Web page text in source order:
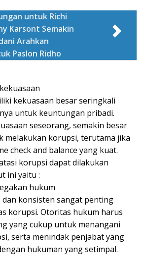
untuk Richi
Karsont Semakin
Arahkan
Paslon Ridho
kekuasaan besar seringkali
untuk keuntungan pribadi.
seseorang, semakin besar
melakukan korupsi, terutama jika
check and balance yang kuat.
korupsi dapat dilakukan
ini yaitu :
hukum
dan konsisten sangat penting
korupsi. Otoritas hukum harus
yang cukup untuk menangani
serta menindak penjabat yang
hukuman yang setimpal.